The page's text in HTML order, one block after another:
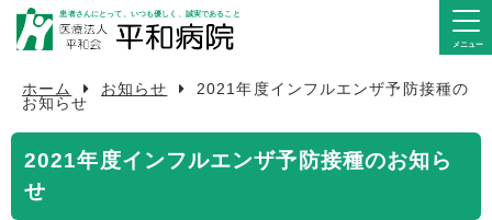
患者さんにとって、いつも優しく、誠実であること
病院紹介
外来のご案内
ホーム お知らせ
2021年度インフルエンザ予防接種の
お知らせ
2021年度インフルエンザ予防接種のお知ら
せ